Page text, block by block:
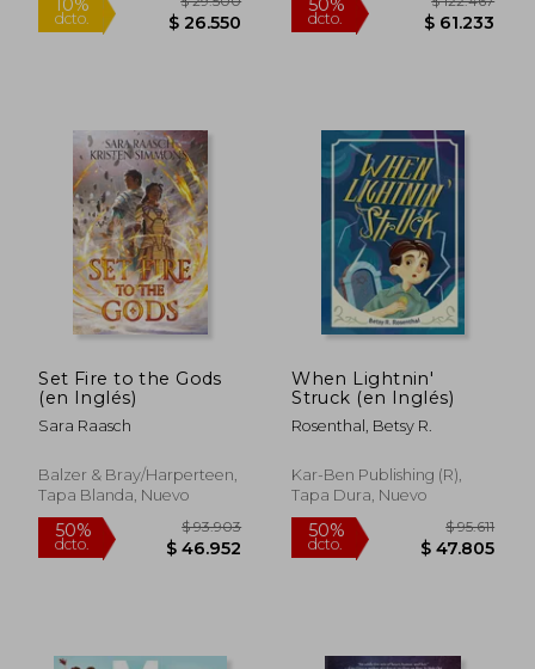
50%
dcto.
$ 89.856
$ 44.928
40%
dcto. $
Set Fire to the Gods
(en Inglés)
Sara Raasch
Balzer & Bray/Harperteen,
Tapa Blanda, Nuevo
When Lightnin'
Struck (en Inglés)
Rosenthal, Betsy R.
Kar-Ben Publishing (R),
Tapa Dura, Nuevo